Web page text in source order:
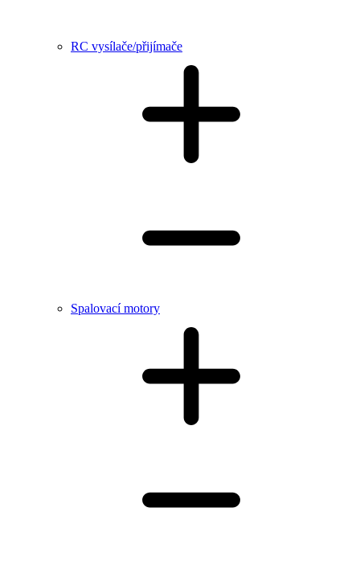
RC vysílače/přijímače
Spalovací motory